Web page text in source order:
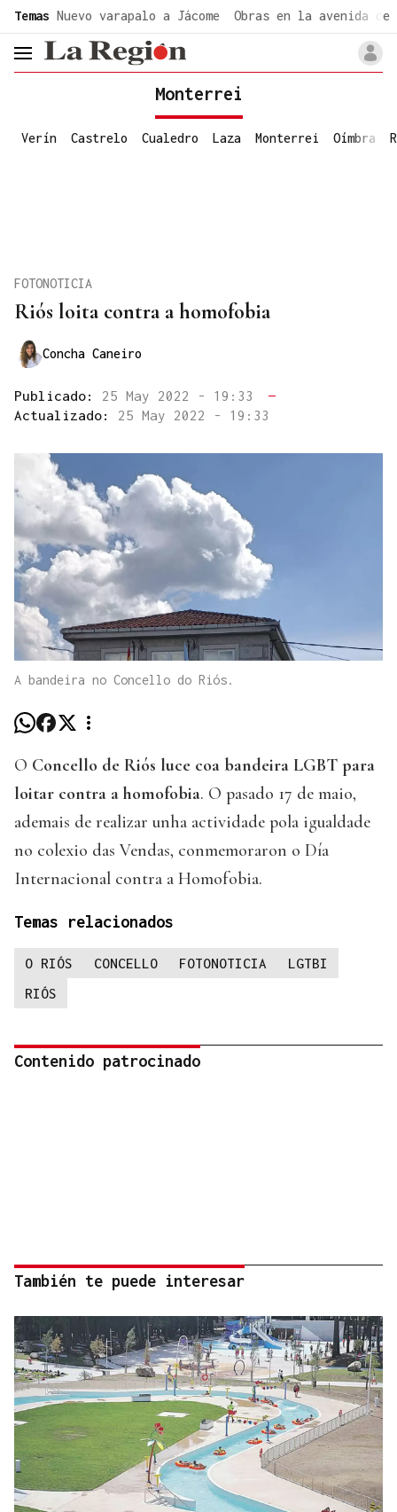
Temas Nuevo varapalo a Jácome Obras en la avenida de
header.menu.open
Monterrei
Verín Castrelo Cualedro Laza Monterrei Oímbra
Riós loita contra a homofobia
FOTONOTICIA
Concha Caneiro
Publicado: 25 May 2022 - 19:33
—
Actualizado: 25 May 2022 - 19:33
A bandeira no Concello do Riós.
O Concello de Riós luce coa bandeira LGBT para
loitar contra a homofobia. O pasado 17 de maio,
ademais de realizar unha actividade pola igualdade
no colexio das Vendas, conmemoraron o Día
Internacional contra a Homofobia.
Temas relacionados
O RIÓS CONCELLO FOTONOTICIA
LGTBI
RIÓS
Contenido patrocinado
También te puede interesar